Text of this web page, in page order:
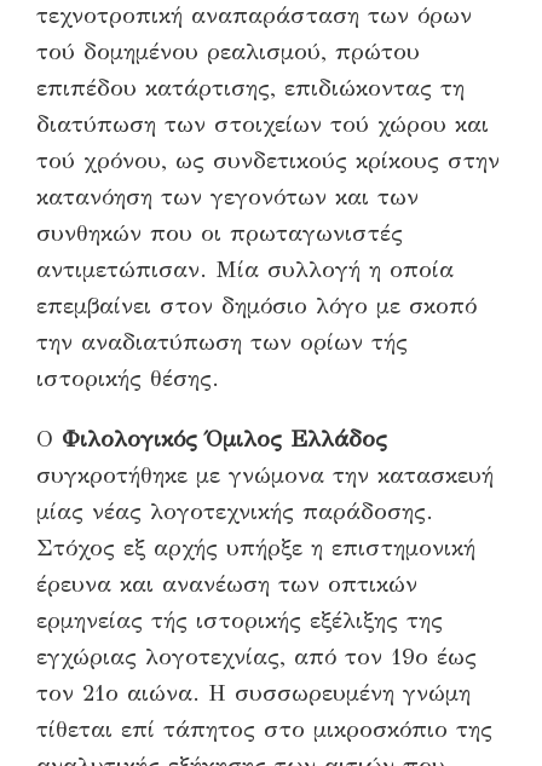
τεχνοτροπική αναπαράσταση των όρων
τού δομημένου ρεαλισμού, πρώτου
επιπέδου κατάρτισης, επιδιώκοντας τη
διατύπωση των στοιχείων τού χώρου και
τού χρόνου, ως συνδετικούς κρίκους στην
κατανόηση των γεγονότων και των
συνθηκών που οι πρωταγωνιστές
αντιμετώπισαν. Μία συλλογή η οποία
επεμβαίνει στον δημόσιο λόγο με σκοπό
την αναδιατύπωση των ορίων τής
ιστορικής θέσης.
Ο Φιλολογικός Όμιλος Ελλάδος
συγκροτήθηκε με γνώμονα την κατασκευή
μίας νέας λογοτεχνικής παράδοσης.
Στόχος εξ αρχής υπήρξε η επιστημονική
έρευνα και ανανέωση των οπτικών
ερμηνείας τής ιστορικής εξέλιξης της
εγχώριας λογοτεχνίας, από τον 19ο έως
τον 21ο αιώνα. Η συσσωρευμένη γνώμη
τίθεται επί τάπητος στο μικροσκόπιο της